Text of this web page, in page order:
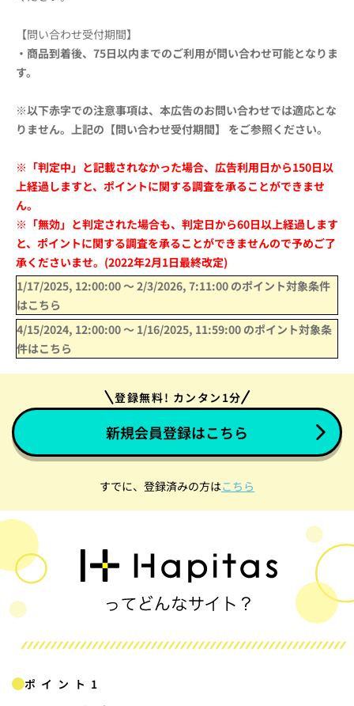
【問い合わせ受付期間】
・商品到着後、75日以内までのご利用が問い合わせ可能となりま
す。
※以下赤字での注意事項は、本広告のお問い合わせでは適応とな
りません。上記の【問い合わせ受付期間】 をご参照ください。
※「判定中」と記載されなかった場合、広告利用日から150日以
上経過しますと、ポイントに関する調査を承ることができませ
ん。
※「無効」と判定された場合も、判定日から60日以上経過します
と、ポイントに関する調査を承ることができませんので予めご了
承くださいませ。(2022年2月1日最終改定)
1/17/2025, 12:00:00〜 2/3/2026, 7:11:00 のポイント対象条件
はこちら
4/15/2024, 12:00:00〜 1/16/2025, 11:59:00 のポイント対象条
件はこちら
登録無料! カンタン1分
新規会員登録はこちら
すでに、登録済みの方はこちら
ポイント1